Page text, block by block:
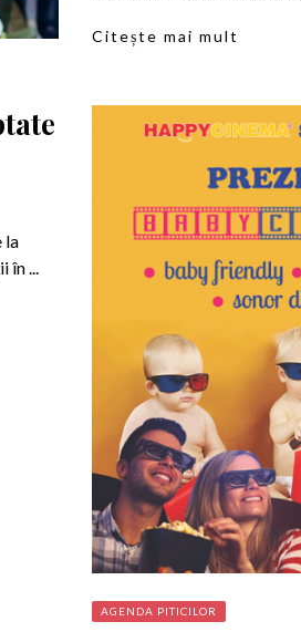
Citește mai mult
la
în ...
AGENDA PITICILOR